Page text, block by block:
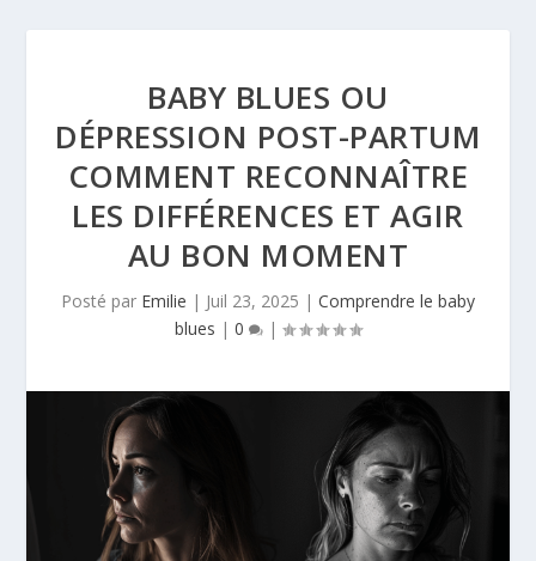
BABY BLUES OU
DÉPRESSION POST-PARTUM
COMMENT RECONNAÎTRE
LES DIFFÉRENCES ET AGIR
AU BON MOMENT
Posté par Emilie | Juil 23, 2025 | Comprendre le baby
blues | 0 |